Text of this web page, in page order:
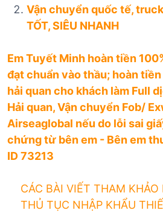
Vận chuyển quốc tế,
TỐT, SIÊU NHANH
Em Tuyết Minh hoàn tiền
đạt chuẩn vào thầu; hoàn
hải quan cho khách làm Full
Hải quan, Vận chuyển Fob/
Airseaglobal nếu do lỗi sai
chứng từ bên em - Bên em
ID 73213
CÁC BÀI VIẾT THAM
THỦ TỤC NHẬP KHẨU